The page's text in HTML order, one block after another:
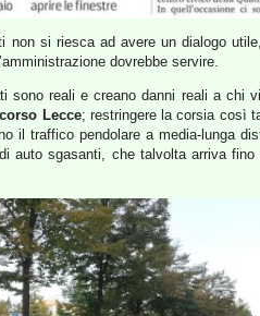
non si riesca ad avere un dialogo
dovrebbe servire.
sono reali e creano danni reali a
corso Lecce; restringere la corsia così
traffico pendolare a media-lunga
sgasanti, che talvolta arriva fino